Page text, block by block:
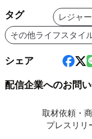
タグ レジャ
その他ライフスタイ
シェア
配信企業へのお問
取材依頼・
プレスリリ